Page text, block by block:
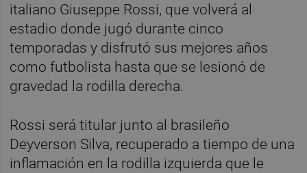
italiano Giuseppe Rossi, que volverá al
estadio donde jugó durante cinco
temporadas y disfrutó sus mejores años
como futbolista hasta que se lesionó de
gravedad la rodilla derecha.
Rossi será titular junto al brasileño
Deyverson Silva, recuperado a tiempo de una
inflamación en la rodilla izquierda que le